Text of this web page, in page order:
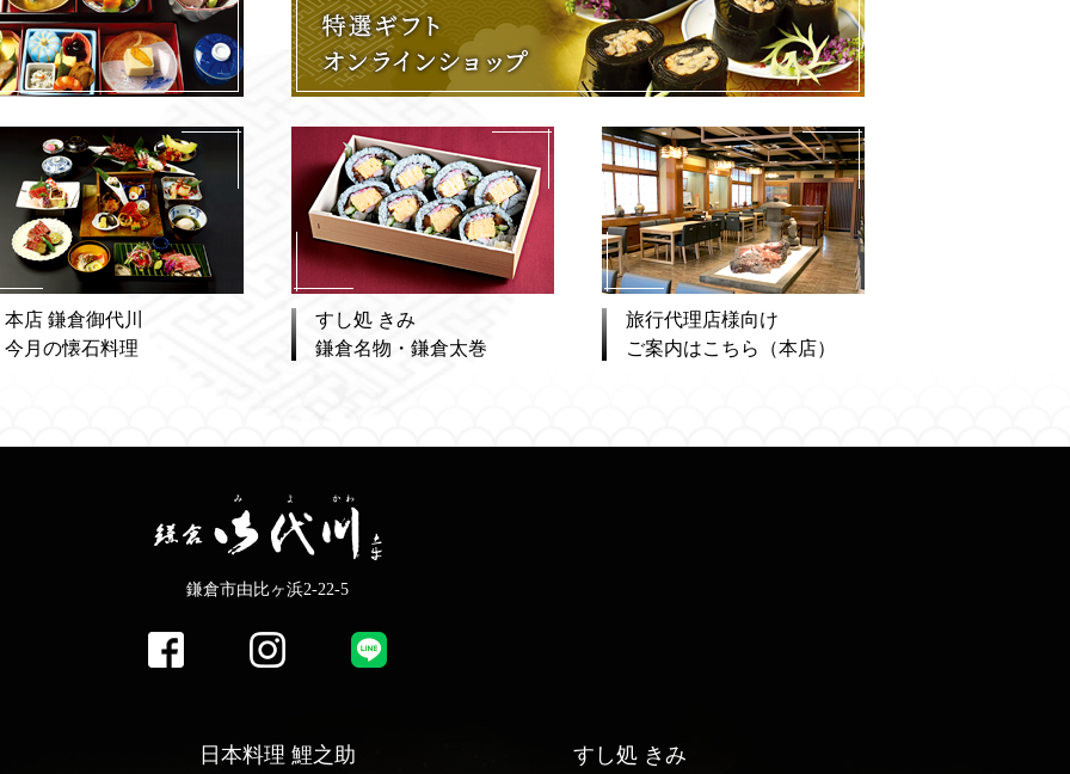
本店 鎌倉御代川
今月の懐石料理
すし処 きみ
鎌倉名物・鎌倉太巻
旅行代理店様向け
ご案内はこちら（本店）
鎌倉市由比ヶ浜2-22-5
日本料理 鯉之助 すし処 きみ